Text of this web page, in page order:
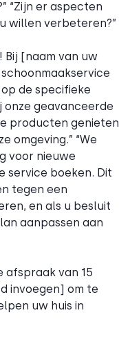
“Zijn er aspecten
willen verbeteren?”
Bij [naam van uw
de specifieke
onze geavanceerde
producten genieten
omgeving.” “We
voor nieuwe
service boeken. Dit
tegen een
en als u besluit
aanpassen aan
afspraak van 15
invoegen] om te
uw huis in